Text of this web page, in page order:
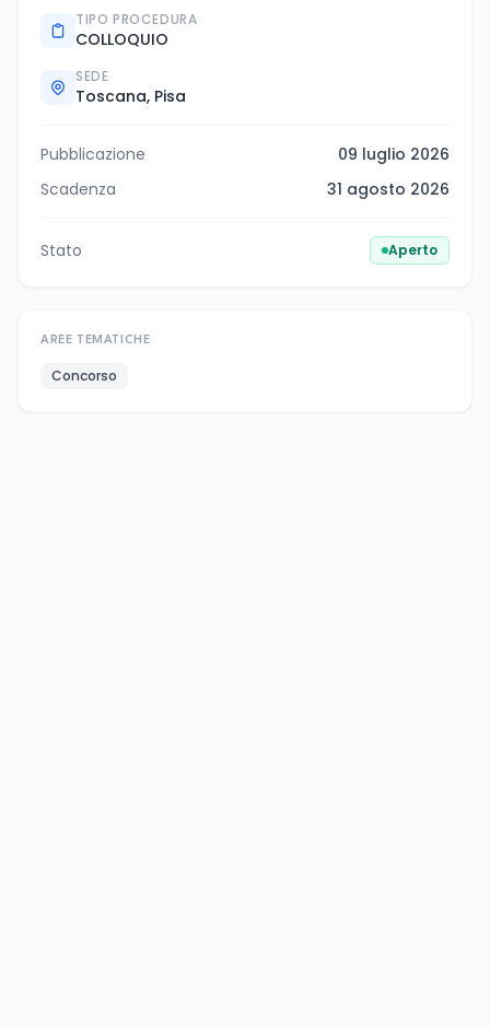
TIPO PROCEDURA
COLLOQUIO
SEDE
Toscana, Pisa
Pubblicazione
09 luglio 2026
Scadenza
31 agosto 2026
Stato Aperto
AREE TEMATICHE
Concorso